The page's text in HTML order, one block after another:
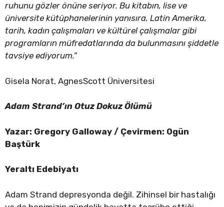
ruhunu gözler önüne seriyor. Bu kitabın, lise ve
üniversite kütüphanelerinin yanısıra, Latin Amerika,
tarih, kadın çalışmaları ve kültürel çalışmalar gibi
programların müfredatlarında da bulunmasını şiddetle
tavsiye ediyorum.”
Gisela Norat, AgnesScott Üniversitesi
Adam Strand’ın Otuz Dokuz Ölümü
Yazar: Gregory Galloway / Çevirmen: Ogün
Baştürk
Yeraltı Edebiyatı
Adam Strand depresyonda değil. Zihinsel bir hastalığı